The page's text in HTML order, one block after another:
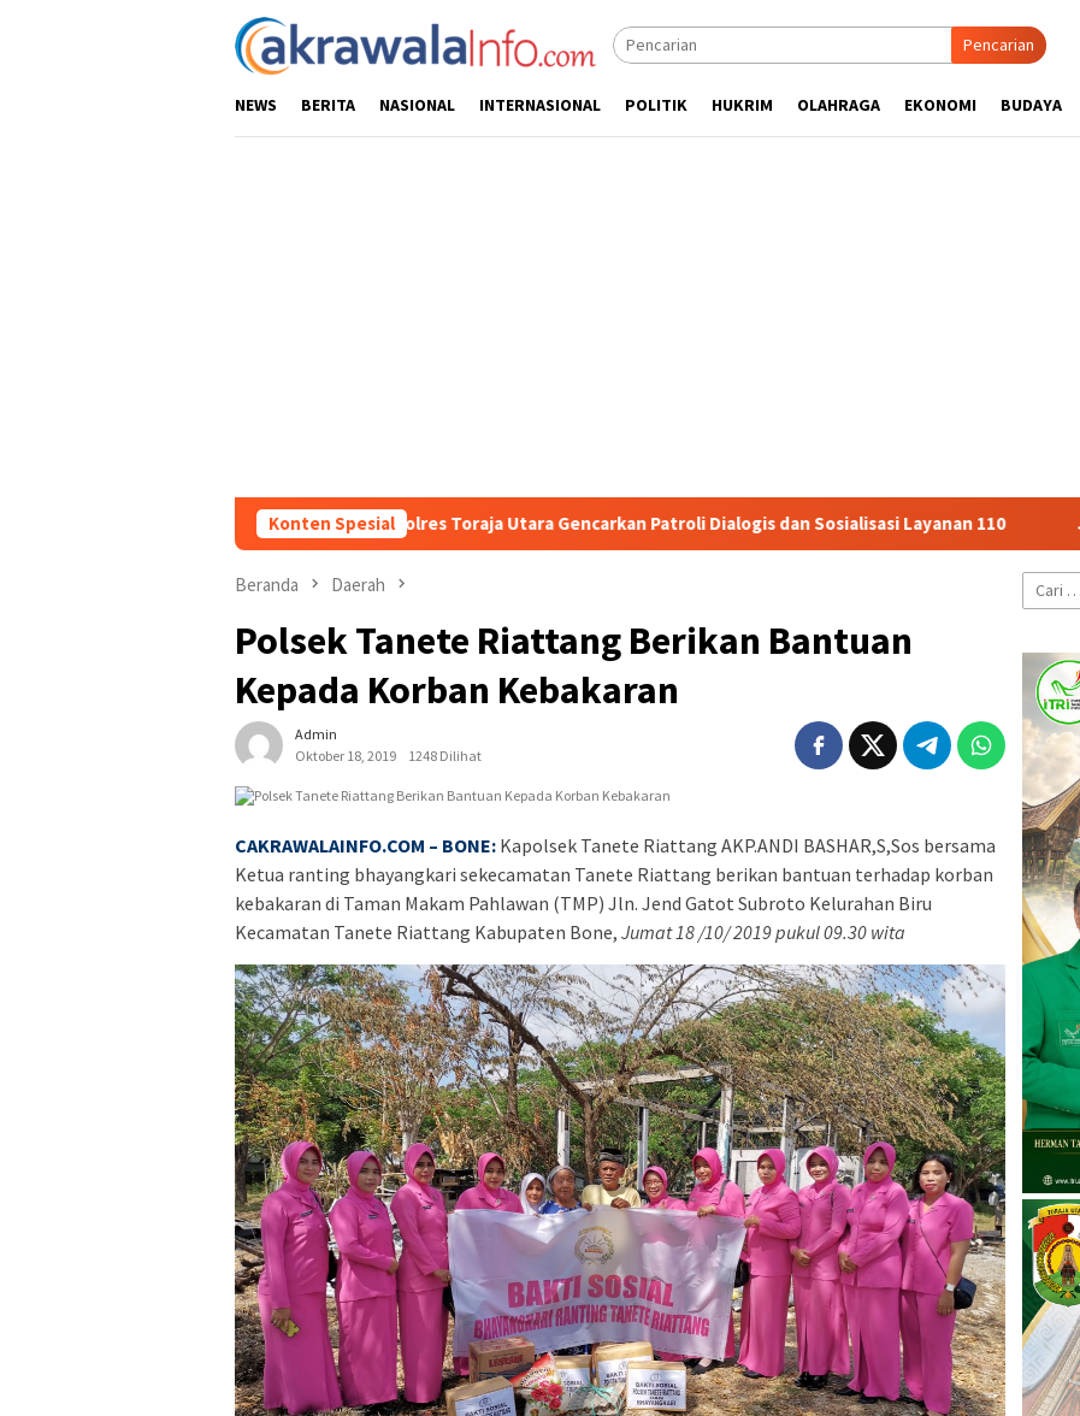
Pencarian
NEWS BERITA NASIONAL INTERNASIONAL POLITIK HUKRIM OLAHRAGA EKONOMI BUDAYA
Konten Spesial
Sat Samapta Polres Toraja Utara Gencarkan Patroli Dialogis dan Sosialisasi Layanan 110 Jasa Raharja Serahkan
Beranda Daerah
Polsek Tanete Riattang Berikan Bantuan
Kepada Korban Kebakaran
Admin
Oktober 18, 2019
1248 Dilihat
CAKRAWALAINFO.COM – BONE: Kapolsek Tanete Riattang AKP.ANDI BASHAR,S,Sos bersama
Ketua ranting bhayangkari sekecamatan Tanete Riattang berikan bantuan terhadap korban
kebakaran di Taman Makam Pahlawan (TMP) Jln. Jend Gatot Subroto Kelurahan Biru
Kecamatan Tanete Riattang Kabupaten Bone, Jumat 18 /10/ 2019 pukul 09.30 wita
Cari
untuk: